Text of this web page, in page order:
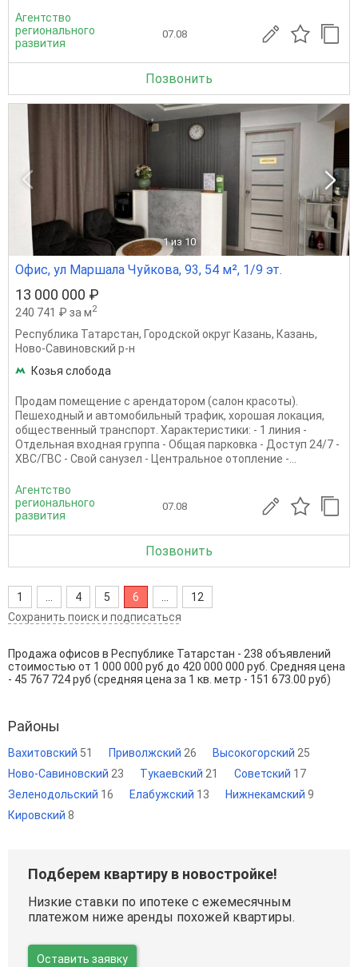
Агентство
регионального
развития
07.08
Позвонить
1 из 10
Офис, ул Маршала Чуйкова, 93, 54 м², 1/9 эт.
13 000 000 ₽
240 741 ₽ за м2
Республика Татарстан, Городской округ Казань, Казань,
Ново-Савиновский р-н
Козья слобода
Продам помещение с арендатором (салон красоты).
Пешеходный и автомобильный трафик, хорошая локация,
общественный транспорт. Характеристики: - 1 линия -
Отдельная входная группа - Общая парковка - Доступ 24/7 -
ХВС/ГВС - Свой санузел - Центральное отопление -...
Агентство
регионального
развития
07.08
Позвонить
1 4 5 6
12
Сохранить поиск и подписаться
Продажа офисов в Республике Татарстан - 238 объявлений
стоимостью от 1 000 000 руб до 420 000 000 руб. Средняя цена
- 45 767 724 руб (средняя цена за 1 кв. метр - 151 673.00 руб)
Районы
Вахитовский 51 Приволжский 26 Высокогорский 25
Ново-Савиновский 23 Тукаевский 21 Советский 17
Зеленодольский 16 Елабужский 13 Нижнекамский 9
Кировский 8
Подберем квартиру в новостройке!
Низкие ставки по ипотеке с ежемесячным
платежом ниже аренды похожей квартиры.
Оставить заявку